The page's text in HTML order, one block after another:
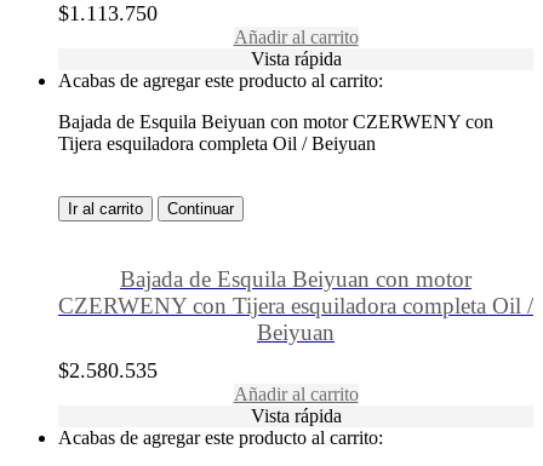
$1.113.750
Añadir al carrito
Vista rápida
Acabas de agregar este producto al carrito:
Bajada de Esquila Beiyuan con motor CZERWENY con
Tijera esquiladora completa Oil / Beiyuan
Ir al carrito Continuar
Bajada de Esquila Beiyuan con motor
CZERWENY con Tijera esquiladora completa Oil /
Beiyuan
$2.580.535
Añadir al carrito
Vista rápida
Acabas de agregar este producto al carrito: